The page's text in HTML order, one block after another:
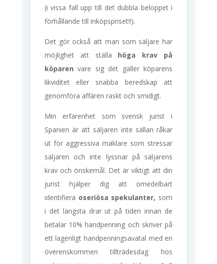
(i vissa fall upp till det dubbla beloppet i
förhållande till inköpspriset!!).
Det gör också att man som säljare har
möjlighet att ställa höga krav på
köparen vare sig det gäller köparens
likviditet eller snabba beredskap att
genomföra affären raskt och smidigt.
Min erfarenhet som svensk jurist i
Spanien är att säljaren inte sällan råkar
ut för aggressiva mäklare som stressar
säljaren och inte lyssnar på säljarens
krav och önskemål. Det är viktigt att din
jurist hjälper dig att omedelbart
identifiera oseriösa spekulanter, som
i det längsta drar ut på tiden innan de
betalar 10% handpenning och skriver på
ett lagenligt handpenningsavatal med en
överenskommen tillträdesdag hos